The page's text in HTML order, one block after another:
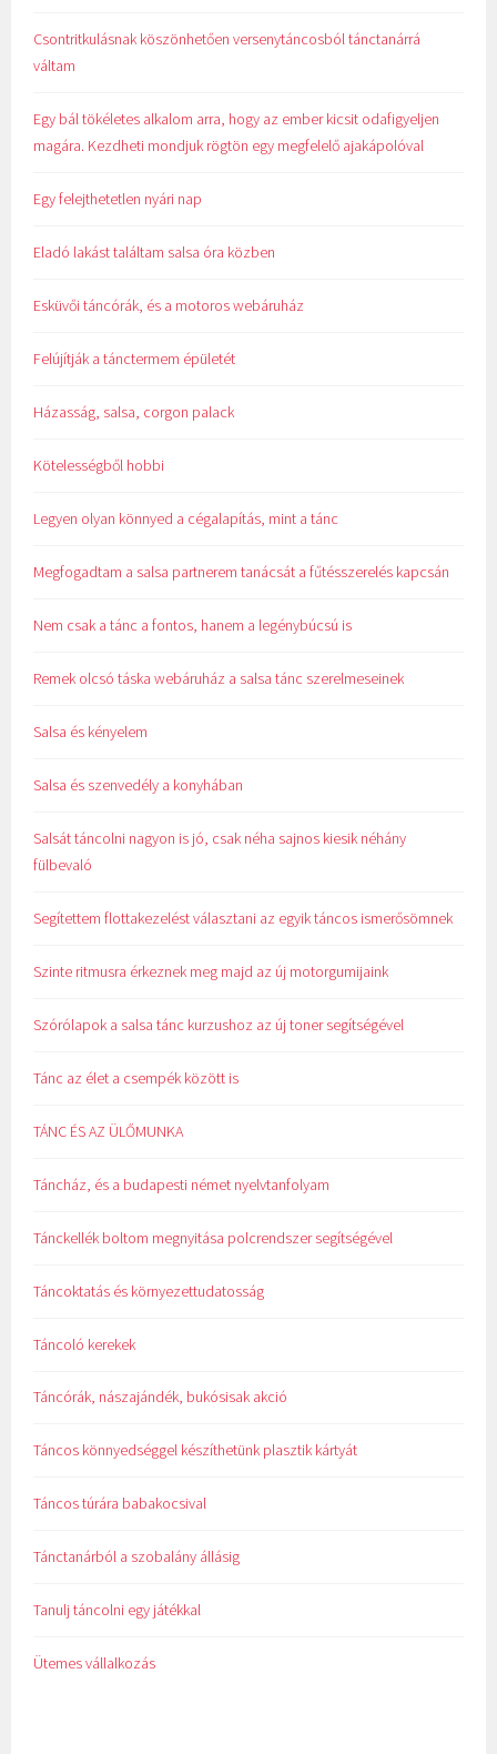
Csontritkulásnak köszönhetően versenytáncosból tánctanárrá
váltam
Egy bál tökéletes alkalom arra, hogy az ember kicsit odafigyeljen
magára. Kezdheti mondjuk rögtön egy megfelelő ajakápolóval
Egy felejthetetlen nyári nap
Eladó lakást találtam salsa óra közben
Esküvői táncórák, és a motoros webáruház
Felújítják a tánctermem épületét
Házasság, salsa, corgon palack
Kötelességből hobbi
Legyen olyan könnyed a cégalapítás, mint a tánc
Megfogadtam a salsa partnerem tanácsát a fűtésszerelés kapcsán
Nem csak a tánc a fontos, hanem a legénybúcsú is
Remek olcsó táska webáruház a salsa tánc szerelmeseinek
Salsa és kényelem
Salsa és szenvedély a konyhában
Salsát táncolni nagyon is jó, csak néha sajnos kiesik néhány
fülbevaló
Segítettem flottakezelést választani az egyik táncos ismerősömnek
Szinte ritmusra érkeznek meg majd az új motorgumijaink
Szórólapok a salsa tánc kurzushoz az új toner segítségével
Tánc az élet a csempék között is
TÁNC ÉS AZ ÜLŐMUNKA
Táncház, és a budapesti német nyelvtanfolyam
Tánckellék boltom megnyitása polcrendszer segítségével
Táncoktatás és környezettudatosság
Táncoló kerekek
Táncórák, nászajándék, bukósisak akció
Táncos könnyedséggel készíthetünk plasztik kártyát
Táncos túrára babakocsival
Tánctanárból a szobalány állásig
Tanulj táncolni egy játékkal
Ütemes vállalkozás